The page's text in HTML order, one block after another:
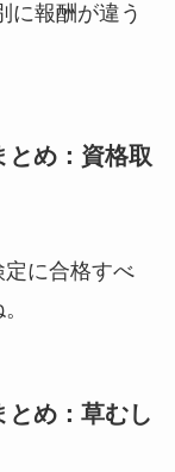
に報酬が違う
め：資格取
に合格すべ
め：草むし